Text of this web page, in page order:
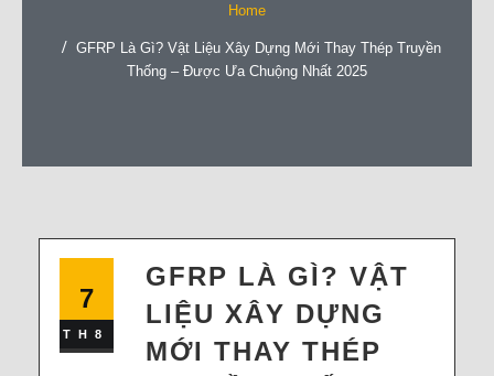
Home
GFRP Là Gì? Vật Liệu Xây Dựng Mới Thay Thép Truyền
Thống – Được Ưa Chuộng Nhất 2025
7
TH8
GFRP LÀ GÌ? VẬT
LIỆU XÂY DỰNG
MỚI THAY THÉP